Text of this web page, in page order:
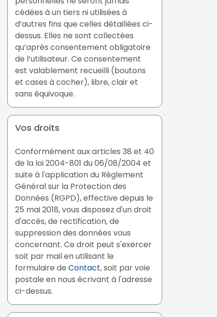
cédées à un tiers ni utilisées à
d’autres fins que celles détaillées ci-
dessus. Elles ne sont collectées
qu’après consentement obligatoire
de l’utilisateur. Ce consentement
est valablement recueilli (boutons
et cases à cocher), libre, clair et
sans équivoque.
Vos droits
Conformément aux articles 38 et 40
de la loi 2004-801 du 06/08/2004 et
suite à l'application du Règlement
Général sur la Protection des
Données (RGPD), effective depuis le
25 mai 2018, vous disposez d'un droit
d'accès, de rectification, de
suppression des données vous
concernant. Ce droit peut s'exercer
soit par mail en utilisant le
formulaire de Contact, soit par voie
postale en nous écrivant à l'adresse
ci-dessus.